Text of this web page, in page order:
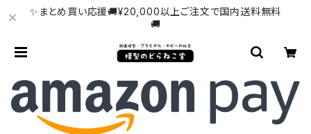
✨まとめ買い応援🚚¥20,000以上ご注文で国内送料無料
🚚